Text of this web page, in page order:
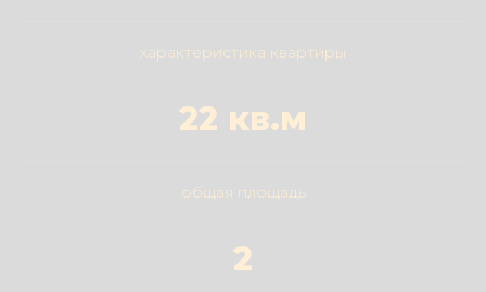
характеристика квартиры
22 кв.м
общая площадь
2